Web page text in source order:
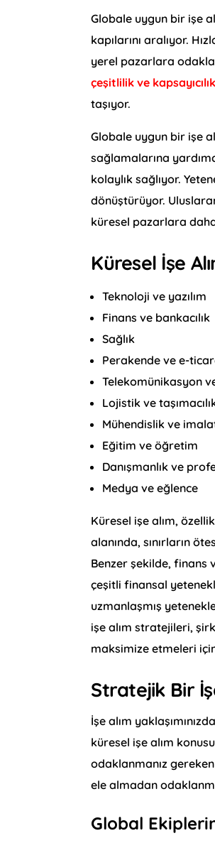
Globale uygun bir işe
kapılarını aralıyor.
yerel pazarlara
çeşitlilik ve kapsayıcılık
taşıyor.
Globale uygun bir işe
sağlamalarına
kolaylık sağlıyor.
dönüştürüyor.
küresel pazarlara
Küresel İşe
Teknoloji ve yazılım
Finans ve bankacılık
Sağlık
Perakende ve e-
Telekomünikasyon
Lojistik ve
Mühendislik ve
Eğitim ve öğretim
Danışmanlık ve
Medya ve eğlence
Küresel işe alım,
alanında, sınırların
Benzer şekilde, finans
çeşitli finansal
uzmanlaşmış
işe alım stratejileri,
maksimize etmeleri
Stratejik Bir
İşe alım
küresel işe alım
odaklanmanız
ele almadan
Global